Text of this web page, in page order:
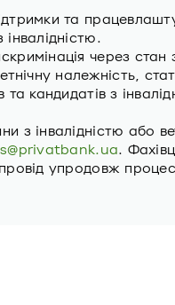
та
через стан
належність,
кандидатів з
з інвалідністю або
.
упродовж